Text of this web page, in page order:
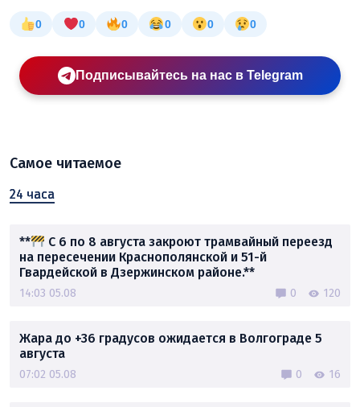
0 0 0 0 0 0
Подписывайтесь на нас в Telegram
Самое читаемое
24 часа
**
С 6 по 8 августа закроют трамвайный переезд
на пересечении Краснополянской и 51-й
Гвардейской в Дзержинском районе.**
14:03 05.08 0 120
Жара до +36 градусов ожидается в Волгограде 5
августа
07:02 05.08 0 16